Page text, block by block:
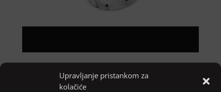
Upravljanje pristankom za
kolačiće